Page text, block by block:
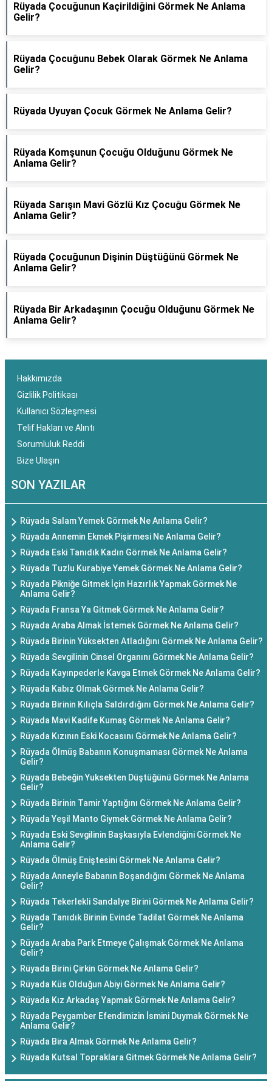
Rüyada Çocuğunun Kaçirildiğini Görmek Ne Anlama
Gelir?
Rüyada Çocuğunu Bebek Olarak Görmek Ne Anlama
Gelir?
Rüyada Uyuyan Çocuk Görmek Ne Anlama Gelir?
Rüyada Komşunun Çocuğu Olduğunu Görmek Ne
Anlama Gelir?
Rüyada Sarışın Mavi Gözlü Kız Çocuğu Görmek Ne
Anlama Gelir?
Rüyada Çocuğunun Dişinin Düştüğünü Görmek Ne
Anlama Gelir?
Rüyada Bir Arkadaşının Çocuğu Olduğunu Görmek Ne
Anlama Gelir?
Hakkımızda
Gizlilik Politikası
Kullanıcı Sözleşmesi
Telif Hakları ve Alıntı
Sorumluluk Reddi
Bize Ulaşın
SON YAZILAR
Rüyada Salam Yemek Görmek Ne Anlama Gelir?
Rüyada Annemin Ekmek Pişirmesi Ne Anlama Gelir?
Rüyada Eski Tanıdık Kadın Görmek Ne Anlama Gelir?
Rüyada Tuzlu Kurabiye Yemek Görmek Ne Anlama Gelir?
Rüyada Pikniğe Gitmek İçin Hazırlık Yapmak Görmek Ne
Anlama Gelir?
Rüyada Fransa Ya Gitmek Görmek Ne Anlama Gelir?
Rüyada Araba Almak İstemek Görmek Ne Anlama Gelir?
Rüyada Birinin Yüksekten Atladığını Görmek Ne Anlama Gelir?
Rüyada Sevgilinin Cinsel Organını Görmek Ne Anlama Gelir?
Rüyada Kayınpederle Kavga Etmek Görmek Ne Anlama Gelir?
Rüyada Kabız Olmak Görmek Ne Anlama Gelir?
Rüyada Birinin Kılıçla Saldırdığını Görmek Ne Anlama Gelir?
Rüyada Mavi Kadife Kumaş Görmek Ne Anlama Gelir?
Rüyada Kızının Eski Kocasını Görmek Ne Anlama Gelir?
Rüyada Ölmüş Babanın Konuşmaması Görmek Ne Anlama
Gelir?
Rüyada Bebeğin Yuksekten Düştüğünü Görmek Ne Anlama
Gelir?
Rüyada Birinin Tamir Yaptığını Görmek Ne Anlama Gelir?
Rüyada Yeşil Manto Giymek Görmek Ne Anlama Gelir?
Rüyada Eski Sevgilinin Başkasıyla Evlendiğini Görmek Ne
Anlama Gelir?
Rüyada Ölmüş Eniştesini Görmek Ne Anlama Gelir?
Rüyada Anneyle Babanın Boşandığını Görmek Ne Anlama
Gelir?
Rüyada Tekerlekli Sandalye Birini Görmek Ne Anlama Gelir?
Rüyada Tanıdık Birinin Evinde Tadilat Görmek Ne Anlama
Gelir?
Rüyada Araba Park Etmeye Çalışmak Görmek Ne Anlama
Gelir?
Rüyada Birini Çirkin Görmek Ne Anlama Gelir?
Rüyada Küs Olduğun Abiyi Görmek Ne Anlama Gelir?
Rüyada Kız Arkadaş Yapmak Görmek Ne Anlama Gelir?
Rüyada Peygamber Efendimizin İsmini Duymak Görmek Ne
Anlama Gelir?
Rüyada Bira Almak Görmek Ne Anlama Gelir?
Rüyada Kutsal Topraklara Gitmek Görmek Ne Anlama Gelir?